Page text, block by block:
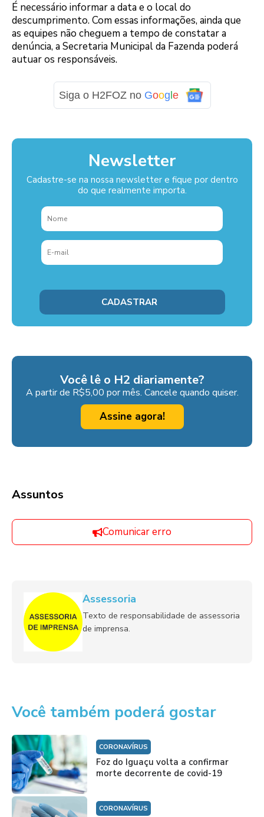
É necessário informar a data e o local do
descumprimento. Com essas informações, ainda que
as equipes não cheguem a tempo de constatar a
denúncia, a Secretaria Municipal da Fazenda poderá
autuar os responsáveis.
Siga o H2FOZ no Google
Newsletter
Cadastre-se na nossa newsletter e fique por dentro
do que realmente importa.
Você lê o H2 diariamente?
A partir de R$5,00 por mês. Cancele quando quiser.
Assine agora!
Assuntos
Comunicar erro
Assessoria
Texto de responsabilidade de assessoria
de imprensa.
Você também poderá gostar
CORONAVÍRUS
Foz do Iguaçu volta a confirmar
morte decorrente de covid-19
CORONAVÍRUS